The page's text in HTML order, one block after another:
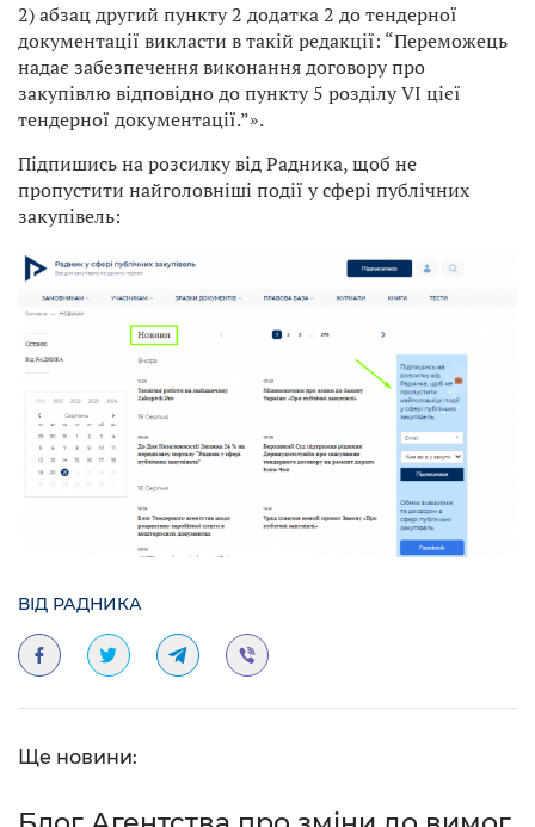
2) абзац другий пункту 2 додатка 2 до тендерної
документації викласти в такій редакції: “Переможець
надає забезпечення виконання договору про
закупівлю відповідно до пункту 5 розділу VI цієї
тендерної документації.”».
Підпишись на розсилку від Радника, щоб не
пропустити найголовніші події у сфері публічних
закупівель:
ВІД РАДНИКА
Ще новини: